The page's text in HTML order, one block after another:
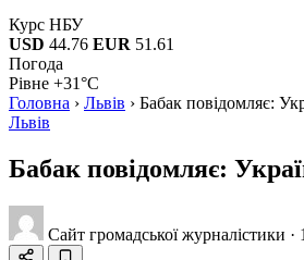
Курс НБУ
USD 44.76 EUR 51.61
Погода
Рівне +31°C
Головна › Львів › Бабак повідомляє:
Львів
Бабак повідомляє:
Сайт громадської журналістики ·